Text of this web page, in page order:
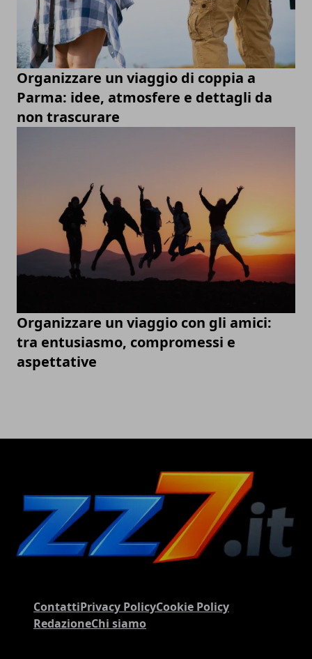
Organizzare un viaggio di coppia a
Parma: idee, atmosfere e dettagli da
non trascurare
Organizzare un viaggio con gli amici:
tra entusiasmo, compromessi e
aspettative
ContattiPrivacy PolicyCookie Policy
RedazioneChi siamo